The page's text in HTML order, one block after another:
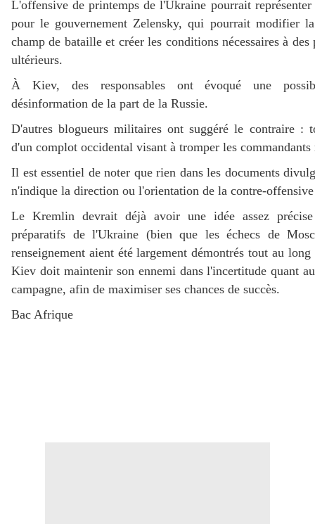
L'offensive de printemps de l'Ukraine pourrait
pour le gouvernement Zelensky, qui pourrait modifier
champ de bataille et créer les conditions nécessaires à
ultérieurs.
À Kiev, des responsables ont évoqué une
désinformation de la part de la Russie.
D'autres blogueurs militaires ont suggéré le contraire :
d'un complot occidental visant à tromper les commandants
Il est essentiel de noter que rien dans les documents
n'indique la direction ou l'orientation de la contre-
Le Kremlin devrait déjà avoir une idée assez
préparatifs de l'Ukraine (bien que les échecs de
renseignement aient été largement démontrés tout au
Kiev doit maintenir son ennemi dans l'incertitude quant
campagne, afin de maximiser ses chances de succès.
Bac Afrique